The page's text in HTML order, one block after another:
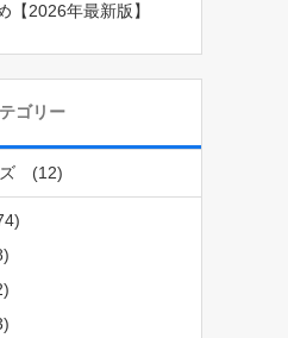
【2026年最新版】
ゴリー
(12)